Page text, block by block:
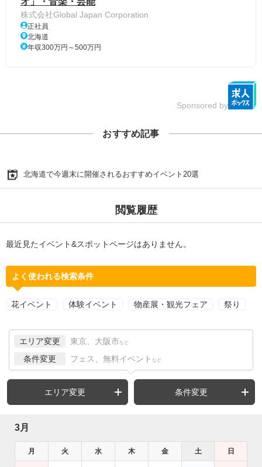
株式会社Global Japan Corporation
正社員
北海道
年収300万円～500万円
Sponsored by
おすすめ記事
北海道で今週末に開催されるおすすめイベント20選
閲覧履歴
最近見たイベント&スポットページはありません。
よく使われる検索条件
花イベント 体験イベント 物産展・観光フェア 祭り
エリア変更 東京、大阪市 など
条件変更 フェス、無料イベント など
エリア変更 条件変更
3月
月 火 水 木 金 土 日